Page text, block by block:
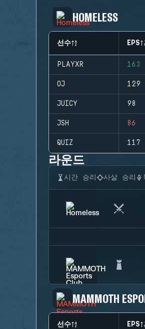
HOMELESS
선수 EPS
PLAYXR 163
OJ 129
JUICY 98
JSH 86
QUIZ 117
라운드
시간 승리 사살 승리
MAMMOTH
선수 EPS